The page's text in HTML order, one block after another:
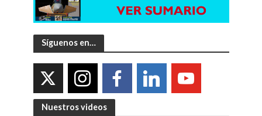
Síguenos en…
Nuestros videos